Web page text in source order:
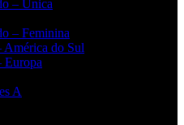
– Única
– Feminina
América do Sul
Europa
A